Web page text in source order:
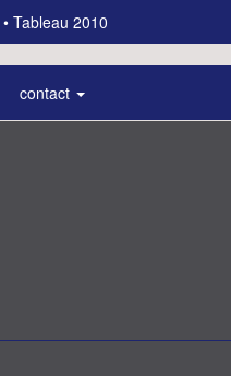
Tableau 2010
contact